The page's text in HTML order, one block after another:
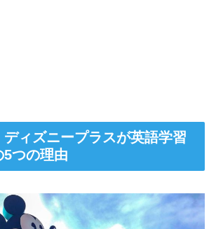
ディズニープラスが英語学習
5つの理由